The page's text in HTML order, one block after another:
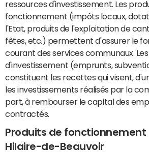
ressources d'investissement. Les
fonctionnement (impôts locaux,
l'Etat, produits de l'exploitation de
fêtes, etc.) permettent d'assurer le
courant des services communaux.
d'investissement (emprunts,
constituent les recettes qui visent,
les investissements réalisés par la
part, à rembourser le capital des
contractés.
Produits de fonctionnement
Hilaire-de-Beauvoir